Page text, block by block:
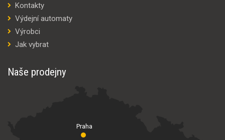
Kontakty
Výdejní automaty
Výrobci
Jak vybrat
Naše prodejny
Praha